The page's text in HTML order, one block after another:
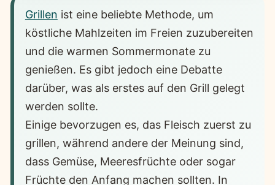
Grillen ist eine beliebte Methode, um
köstliche Mahlzeiten im Freien zuzubereiten
und die warmen Sommermonate zu
genießen. Es gibt jedoch eine Debatte
darüber, was als erstes auf den Grill gelegt
werden sollte.
Einige bevorzugen es, das Fleisch zuerst zu
grillen, während andere der Meinung sind,
dass Gemüse, Meeresfrüchte oder sogar
Früchte den Anfang machen sollten. In